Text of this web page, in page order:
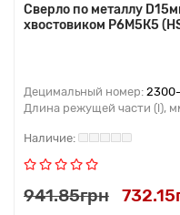
Сверло по металлу
хвостовиком Р6М5К5
Децимальный номер:
Длина режущей части (l),
941.85грн